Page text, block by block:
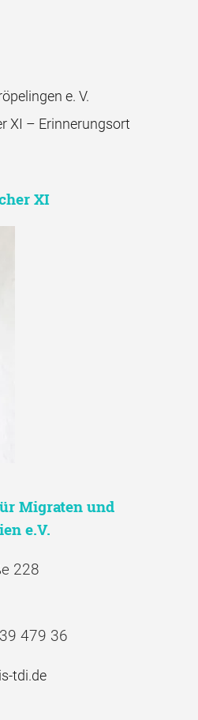
e. V.
XI – Erinnerungsort
XI
Migraten und
e.V.
228
479 36
tdi.de